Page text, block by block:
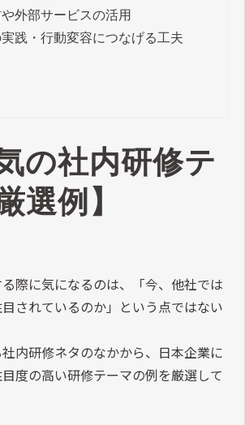
外部サービスの活用
践・行動変容につなげる工夫
の社内研修テ
選例】
際に気になるのは、「今、他社では
されているのか」という点ではない
内研修ネタのなかから、日本企業に
度の高い研修テーマの例を厳選して